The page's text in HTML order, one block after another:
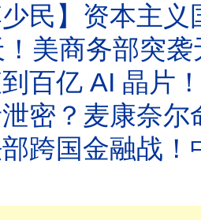
的“社会主义飞地”，会复刻北欧的高福利社会？
突袭无烟煤背后：一块黑色的
片！神秘共军女金主、电竞冠军
奈尔命悬一线，赵小兰为何火
融战！中共天价罚单背